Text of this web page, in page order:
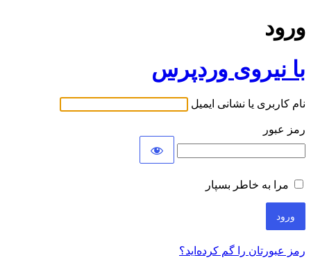
ورود
با نیروی وردپرس
نام کاربری یا نشانی ایمیل
رمز عبور
مرا به خاطر بسپار
رمز عبورتان را گم کرده‌اید؟